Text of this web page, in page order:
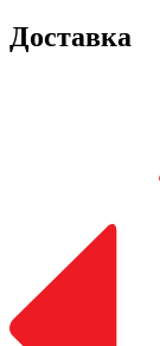
Доставка